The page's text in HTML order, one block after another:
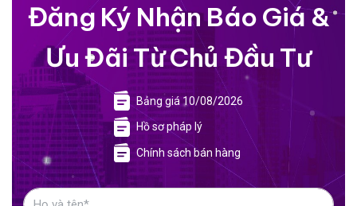
Đăng Ký Nhận Báo Giá &
Ưu Đãi Từ Chủ Đầu Tư
Bảng giá 10/08/2026
Hồ sơ pháp lý
Chính sách bán hàng